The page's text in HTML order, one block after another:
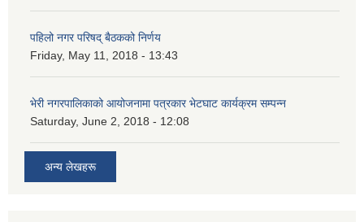
पहिलो नगर परिषद् बैठकको निर्णय
Friday, May 11, 2018 - 13:43
भेरी नगरपालिकाको आयोजनामा पत्रकार भेटघाट कार्यक्रम सम्पन्न
Saturday, June 2, 2018 - 12:08
अन्य लेखहरू